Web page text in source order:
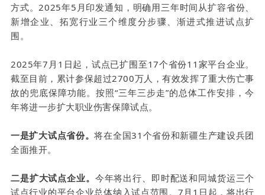
方式。2025年5月印发通知，明确用三年时间从扩容省份、
新增企业、拓宽行业三个维度分步骤、渐进式推进试点扩
围。
2025年7月1日起，试点已扩围至17个省份11家平台企业。
截至目前，累计参保超过2700万人，有效发挥了重大伤亡事
故的兜底保障功能。按照“三年三步走”的总体工作安排，今
年将进一步扩大职业伤害保障试点。
一是扩大试点省份。将在全国31个省份和新疆生产建设兵团
全面推开。
二是扩大试点企业。 今年将出行、即时配送和同城货运三个
试点行业的平台企业总体纳入试点范围。7月1日起，将出行